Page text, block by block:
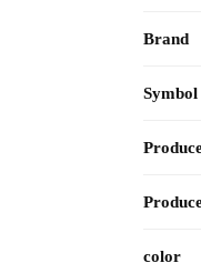
Brand
Symbol
color